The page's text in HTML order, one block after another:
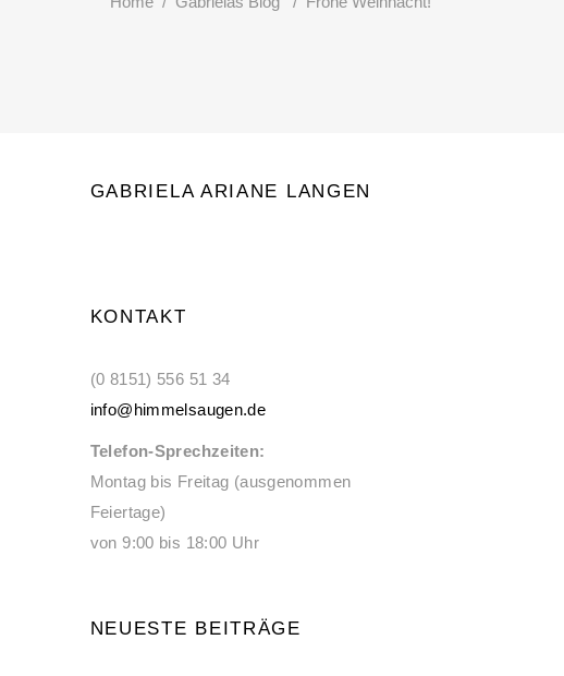
GABRIELA ARIANE LANGEN
KONTAKT
(0 8151) 556 51 34
info@himmelsaugen.de
Telefon-Sprechzeiten:
Montag bis Freitag (ausgenommen
Feiertage)
von 9:00 bis 18:00 Uhr
NEUESTE BEITRÄGE